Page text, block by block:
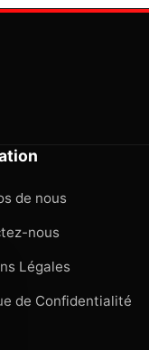
de nous
nous
Légales
de Confidentialité